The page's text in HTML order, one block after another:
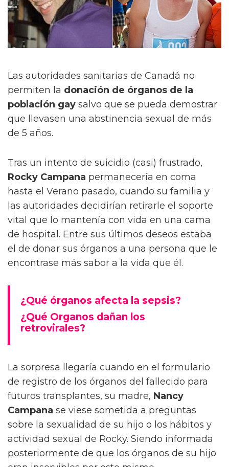
Las autoridades sanitarias de Canadá no
permiten la donación de órganos de la
población gay salvo que se pueda demostrar
que llevasen una abstinencia sexual de más
de 5 años.
Tras un intento de suicidio (casi) frustrado,
Rocky Campana permanecería en coma
hasta el Verano pasado, cuando su familia y
las autoridades decidirían retirarle el soporte
vital que lo mantenía con vida en una cama
de hospital. Entre sus últimos deseos estaba
el de donar sus órganos a una persona que le
encontrase más sabor a la vida que él.
¿Qué órganos afecta la sepsis?
¿Qué Organos dañan los
retrovirales?
La sorpresa llegaría cuando en el formulario
de registro de los órganos del fallecido para
futuros transplantes, su madre, Nancy
Campana se viese sometida a preguntas
sobre la sexualidad de su hijo o los hábitos y
actividad sexual de Rocky. Siendo informada
posteriormente de que los órganos de su hijo